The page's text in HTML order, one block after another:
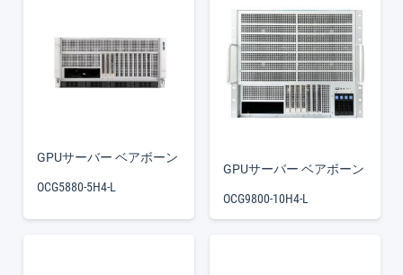
GPUサーバー ベアボーン
OCG5880-5H4-L
GPUサーバー ベアボーン
OCG9800-10H4-L